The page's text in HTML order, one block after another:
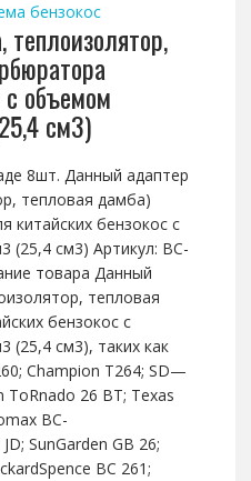
бензокос
теплоизолятор,
с объемом
см3)
8шт. Данный адаптер
тепловая дамба)
китайских бензокос с
(25,4 см3) Артикул: BC-
товара Данный
тепловая
бензокос с
(25,4 см3), таких как
Champion T264; SD—
ToRnado 26 BT; Texas
BC-
SunGarden GB 26;
BC 261;